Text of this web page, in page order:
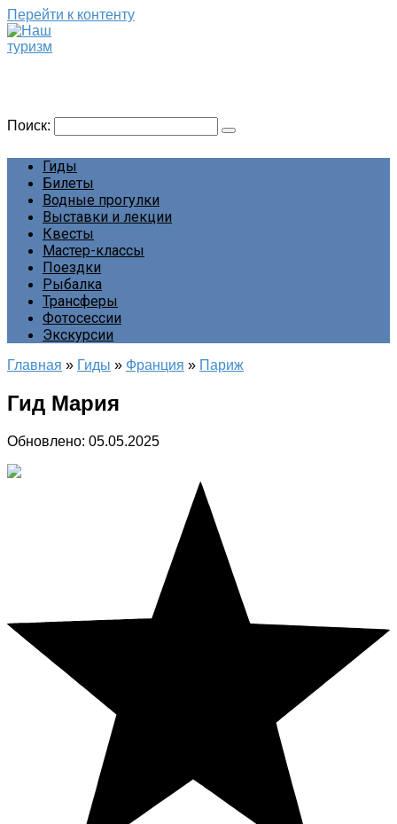
Перейти к контенту
Поиск:
Гиды
Билеты
Водные прогулки
Выставки и лекции
Квесты
Мастер-классы
Поездки
Рыбалка
Трансферы
Фотосессии
Экскурсии
Главная » Гиды » Франция » Париж
Гид Мария
Обновлено: 05.05.2025